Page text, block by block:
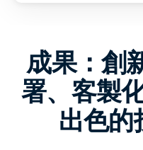
成果：創
署、客製
出色的